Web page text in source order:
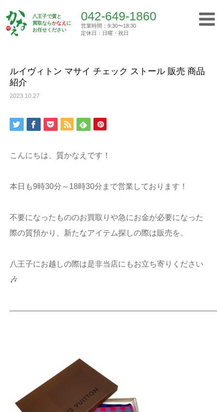
八王子で質と
買取ならかなえ に
お任せください
042-649-1860
営業時間：9:30〜18:30
定休日：日曜・祝日
Top 買取実績 ルイヴィトン マサイ チェック ストール…
ルイヴィトン マサイ チェック ストール 販売 商品
紹介
2023.10.27
こんにちは、質かなえです！
本日も9時30分～18時30分まで営業しております！
不要になったもののお買取りや急にお金が必要になった
際の質預かり、新たなアイテム探しの際は販売を。
八王子にお越しの際は是非当店にもお立ち寄りください
🎶
ポリシー